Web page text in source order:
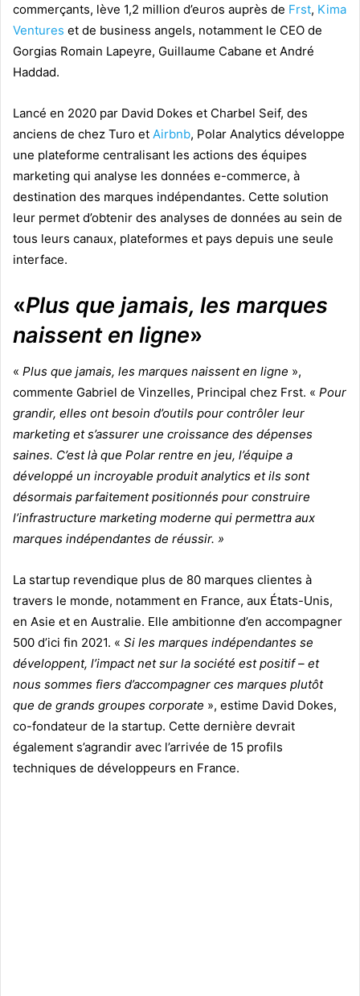
commerçants, lève 1,2 million d’euros auprès de Frst, Kima
Ventures et de business angels, notamment le CEO de
Gorgias Romain Lapeyre, Guillaume Cabane et André
Haddad.
Lancé en 2020 par David Dokes et Charbel Seif, des
anciens de chez Turo et Airbnb, Polar Analytics développe
une plateforme centralisant les actions des équipes
marketing qui analyse les données e-commerce, à
destination des marques indépendantes. Cette solution
leur permet d’obtenir des analyses de données au sein de
tous leurs canaux, plateformes et pays depuis une seule
interface.
«Plus que jamais, les marques
naissent en ligne»
« Plus que jamais, les marques naissent en ligne »,
commente Gabriel de Vinzelles, Principal chez Frst. « Pour
grandir, elles ont besoin d’outils pour contrôler leur
marketing et s’assurer une croissance des dépenses
saines. C’est là que Polar rentre en jeu, l’équipe a
développé un incroyable produit analytics et ils sont
désormais parfaitement positionnés pour construire
l’infrastructure marketing moderne qui permettra aux
marques indépendantes de réussir. »
La startup revendique plus de 80 marques clientes à
travers le monde, notamment en France, aux États-Unis,
en Asie et en Australie. Elle ambitionne d’en accompagner
500 d’ici fin 2021. « Si les marques indépendantes se
développent, l’impact net sur la société est positif – et
nous sommes fiers d’accompagner ces marques plutôt
que de grands groupes corporate », estime David Dokes,
co-fondateur de la startup. Cette dernière devrait
également s’agrandir avec l’arrivée de 15 profils
techniques de développeurs en France.